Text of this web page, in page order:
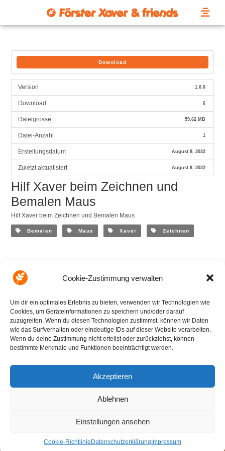
Cookie-Zustimmung verwalten
Um dir ein optimales Erlebnis zu bieten, verwenden wir Technologien wie
Cookies, um Geräteinformationen zu speichern und/oder darauf
zuzugreifen. Wenn du diesen Technologien zustimmst, können wir Daten
wie das Surfverhalten oder eindeutige IDs auf dieser Website verarbeiten.
Wenn du deine Zustimmung nicht erteilst oder zurückziehst, können
bestimmte Merkmale und Funktionen beeinträchtigt werden.
Akzeptieren
Ablehnen
Einstellungen ansehen
Cookie-Richtlinie Datenschutzerklärung Impressum
Download
Version 1.0.0
Download 6
Dateigrösse 59.62 MB
Datei-Anzahl 1
Erstellungsdatum August 8, 2022
Zuletzt aktualisiert August 8, 2022
Hilf Xaver beim Zeichnen und
Bemalen Maus
Hilf Xaver beim Zeichnen und Bemalen Maus
Bemalen Maus Xaver Zeichnen
Auf ins Abenteuer mit Xaver, Jenny und Yogi!
© ALLion GmbH 2022